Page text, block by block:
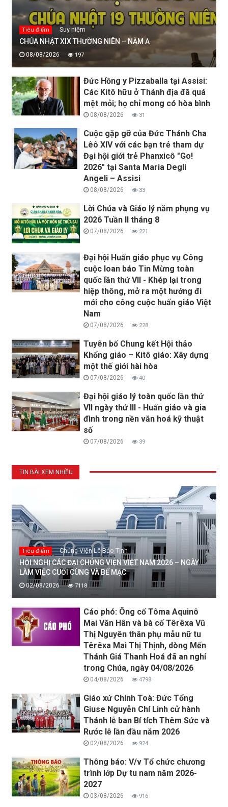
Tiêu điểm Suy niệm
CHÚA NHẬT XIX THƯỜNG NIÊN – NĂM A
08/08/2026 197
Đức Hồng y Pizzaballa tại Assisi:
Các Kitô hữu ở Thánh địa đã quá
mệt mỏi; họ chỉ mong có hòa bình
08/08/2026 31
Cuộc gặp gỡ của Đức Thánh Cha
Lêô XIV với các bạn trẻ tham dự
Đại hội giới trẻ Phanxicô "Go!
2026" tại Santa Maria Degli
Angeli – Assisi
08/08/2026 33
Lời Chúa và Giáo lý năm phụng vụ
2026 Tuần II tháng 8
07/08/2026 221
Đại hội Huấn giáo phục vụ Công
cuộc loan báo Tin Mừng toàn
quốc lần thứ VII - Khép lại trong
hiệp thông, mở ra một hướng đi
mới cho công cuộc huấn giáo Việt
Nam
07/08/2026 228
Tuyên bố Chung kết Hội thảo
Khổng giáo – Kitô giáo: Xây dựng
một thế giới hài hòa
07/08/2026 40
Đại hội giáo lý toàn quốc lần thứ
VII ngày thứ III - Huấn giáo và gia
đình trong nền văn hoá kỹ thuật
số
07/08/2026 39
TIN BÀI XEM NHIỀU
Tiêu điểm Chủng Viện Lê Bảo Tịnh
HỘI NGHỊ CÁC ĐẠI CHỦNG VIỆN VIỆT NAM 2026 – NGÀY
LÀM VIỆC CUỐI CÙNG VÀ BẾ MẠC
02/08/2026 7118
Cáo phó: Ông cố Tôma Aquinô
Mai Văn Hân và bà cố Têrêxa Vũ
Thị Nguyên thân phụ mẫu nữ tu
Têrêxa Mai Thị Thịnh, dòng Mến
Thánh Giá Thanh Hoá đã an nghỉ
trong Chúa, ngày 04/08/2026
04/08/2026 4798
Giáo xứ Chính Toà: Đức Tổng
Giuse Nguyễn Chí Linh cử hành
Thánh lễ ban Bí tích Thêm Sức và
Rước lễ lần đầu năm 2026
02/08/2026 924
Thông báo: V/v Tổ chức chương
trình lớp Dự tu nam năm 2026-
2027
03/08/2026 916